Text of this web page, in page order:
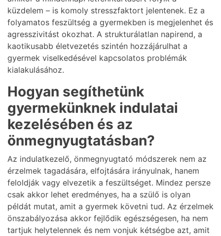
küzdelem – is komoly stresszfaktort jelentenek. Ez a
folyamatos feszültség a gyermekben is megjelenhet és
agresszivitást okozhat. A strukturálatlan napirend, a
kaotikusabb életvezetés szintén hozzájárulhat a
gyermek viselkedésével kapcsolatos problémák
kialakulásához.
Hogyan segíthetünk
gyermekünknek indulatai
kezelésében és az
önmegnyugtatásban?
Az indulatkezelő, önmegnyugtató módszerek nem az
érzelmek tagadására, elfojtására irányulnak, hanem
feloldják vagy elvezetik a feszültséget. Mindez persze
csak akkor lehet eredményes, ha a szülő is olyan
példát mutat, amit a gyermek követni tud. Az érzelmek
önszabályozása akkor fejlődik egészségesen, ha nem
tartjuk helytelennek és nem vonjuk kétségbe azt, amit